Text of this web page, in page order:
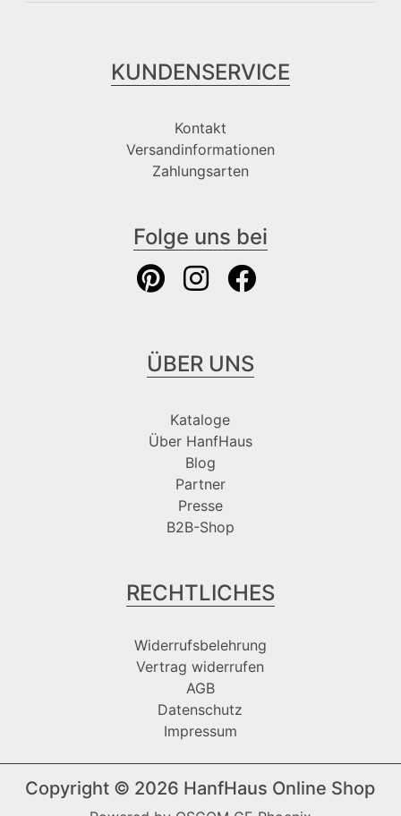
KUNDENSERVICE
Kontakt
Versandinformationen
Zahlungsarten
Folge uns bei
ÜBER UNS
Kataloge
Über HanfHaus
Blog
Partner
Presse
B2B-Shop
RECHTLICHES
Widerrufsbelehrung
Vertrag widerrufen
AGB
Datenschutz
Impressum
Copyright © 2026 HanfHaus Online Shop